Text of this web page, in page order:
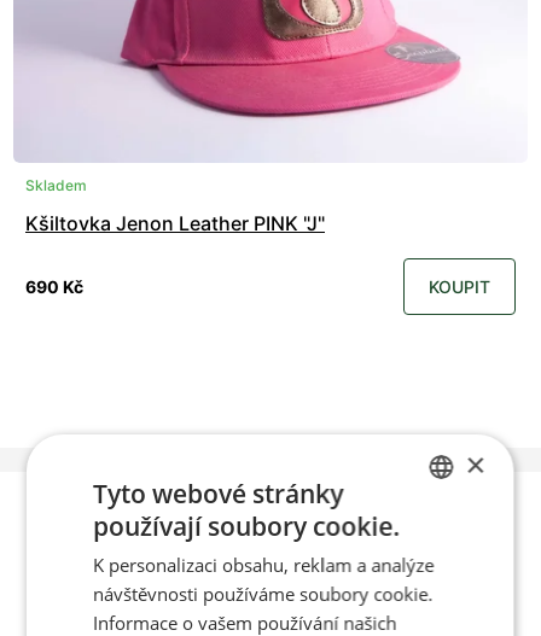
Skladem
Kšiltovka Jenon Leather PINK "J"
690 Kč KOUPIT
Poradíme vám s
výběrem
ENGLISH
×
Tyto webové stránky
používají soubory cookie.
K personalizaci obsahu, reklam a analýze
návštěvnosti používáme soubory cookie.
Informace o vašem používání našich